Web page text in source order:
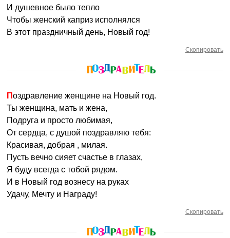
И душевное было тепло
Чтобы женский каприз исполнялся
В этот праздничный день, Новый год!
Скопировать
Поздравление женщине на Новый год.
Ты женщина, мать и жена,
Подруга и просто любимая,
От сердца, с душой поздравляю тебя:
Красивая, добрая , милая.
Пусть вечно сияет счастье в глазах,
Я буду всегда с тобой рядом.
И в Новый год вознесу на руках
Удачу, Мечту и Награду!
Скопировать